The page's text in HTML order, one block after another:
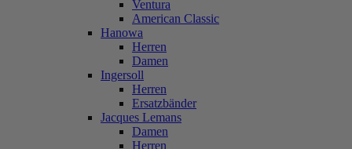
Ventura
American Classic
Hanowa
Herren
Damen
Ingersoll
Herren
Ersatzbänder
Jacques Lemans
Damen
Herren